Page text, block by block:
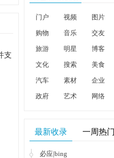
支
门户 视频 图片
购物 音乐 交友
旅游 明星 博客
文化 搜索 美食
汽车 素材 企业
政府 艺术 网络
最新收录 一周热门
必应|bing